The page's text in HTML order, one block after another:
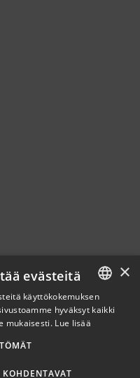
FINNISH
×
evästeitä
käyttökokemuksen
hyväksyt kaikki
mukaisesti. Lue lisää
KOHDENTAVAT